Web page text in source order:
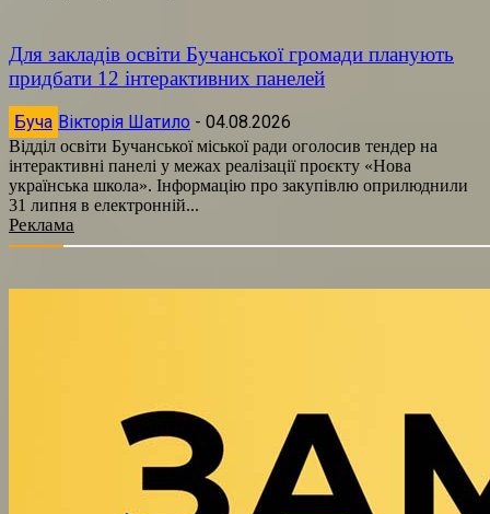
Для закладів освіти Бучанської громади планують
придбати 12 інтерактивних панелей
Буча Вікторія Шатило - 04.08.2026
Відділ освіти Бучанської міської ради оголосив тендер на
інтерактивні панелі у межах реалізації проєкту «Нова
українська школа». Інформацію про закупівлю оприлюднили
31 липня в електронній...
Реклама